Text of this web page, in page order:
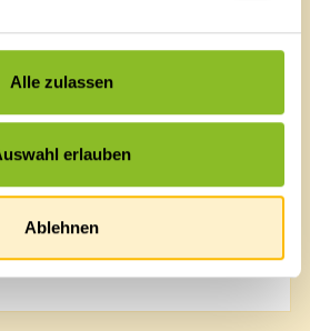
Alle zulassen
erlauben
Ablehnen
pur“ und „Schnegg
am 04.03.2025) | Frastanz
was es bedeutet, den
zu feiern.